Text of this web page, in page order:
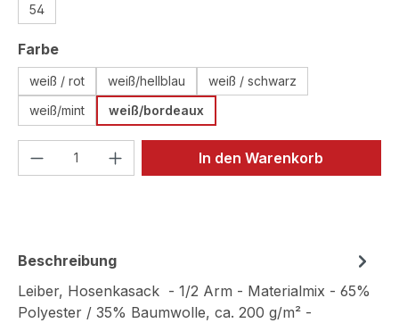
54
Farbeauswählen
weiß / rot weiß/hellblau
weiß / schwarz
weiß/mint
weiß/bordeaux
Produkt Anzahl: Gib denIn den Warenkorb
Beschreibung
Leiber, Hosenkasack - 1/2 Arm - Materialmix - 65%
Polyester / 35% Baumwolle, ca. 200 g/m² -